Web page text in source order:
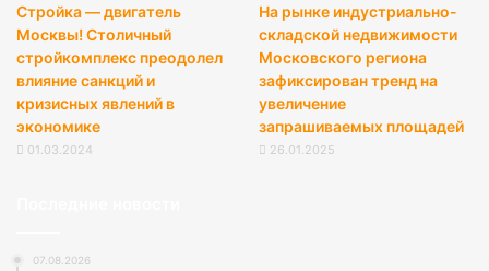
Стройка — двигатель
Москвы! Столичный
стройкомплекс преодолел
влияние санкций и
кризисных явлений в
экономике
01.03.2024
На рынке индустриально-
складской недвижимости
Московского региона
зафиксирован тренд на
увеличение
запрашиваемых площадей
26.01.2025
07.08.2026